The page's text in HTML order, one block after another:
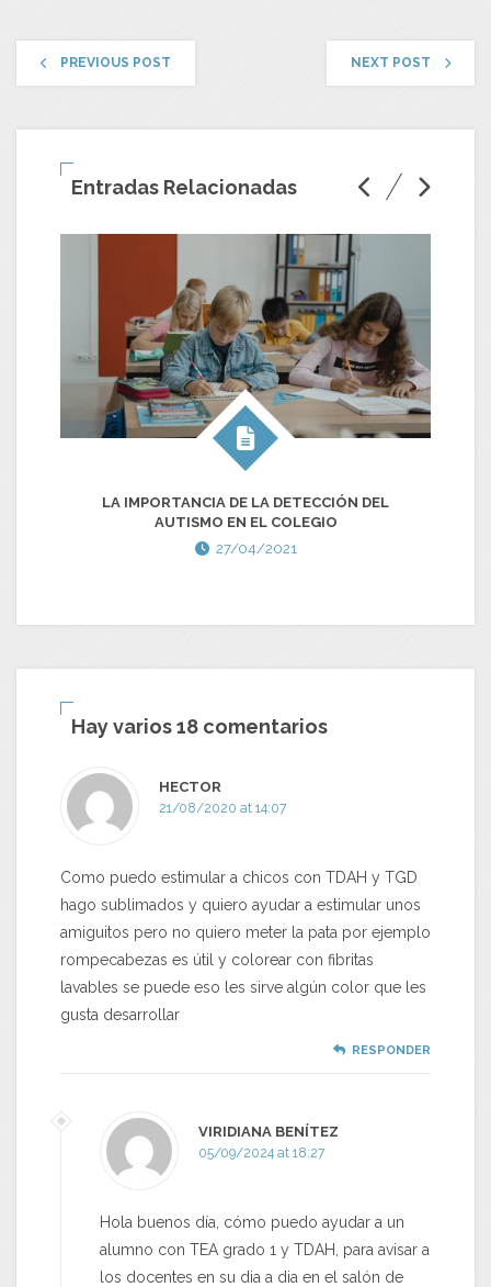
PREVIOUS POST NEXT POST
Entradas Relacionadas
LA IMPORTANCIA DE LA DETECCIÓN DEL
AUTISMO EN EL COLEGIO
27/04/2021
Hay varios 18 comentarios
HECTOR
21/08/2020 at 14:07
Como puedo estimular a chicos con TDAH y TGD
hago sublimados y quiero ayudar a estimular unos
amiguitos pero no quiero meter la pata por ejemplo
rompecabezas es útil y colorear con fibritas
lavables se puede eso les sirve algún color que les
gusta desarrollar
RESPONDER
VIRIDIANA BENÍTEZ
05/09/2024 at 18:27
Hola buenos día, cómo puedo ayudar a un
alumno con TEA grado 1 y TDAH, para avisar a
los docentes en su dia a dia en el salón de